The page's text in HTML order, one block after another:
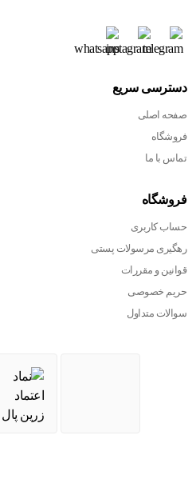
دسترسی سریع
صفحه اصلی
فروشگاه
تماس با ما
فروشگاه
حساب کاربری
رهگیری مرسولات پستی
قوانین و مقررات
حریم خصوصی
سوالات متداول